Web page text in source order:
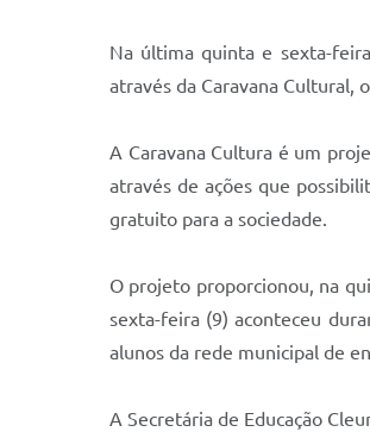
Na última quinta e sexta-
através da Caravana
A Caravana Cultura é um
através de ações que
gratuito para a sociedade.
O projeto proporcionou, na
sexta-feira (9) aconteceu
alunos da rede municipal de
A Secretária de Educação